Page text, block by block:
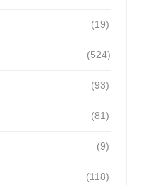
(19)
(524)
(93)
(81)
(9)
(118)